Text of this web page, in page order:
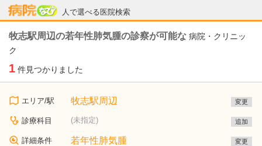
人で選べる医院検索
病院なび
牧志駅周辺の若年性肺気腫の診察が可能な 病院・クリニッ
ク
1 件見つかりました
エリア/駅 牧志駅周辺 変更
診療科目 (未指定) 追加
詳細条件 若年性肺気腫 変更